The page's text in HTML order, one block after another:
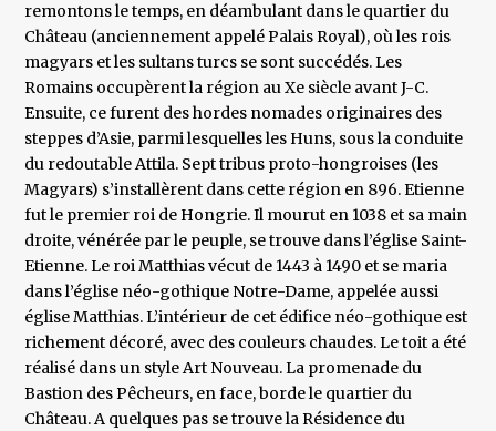
remontons le temps, en déambulant dans le quartier du
Château (anciennement appelé Palais Royal), où les rois
magyars et les sultans turcs se sont succédés. Les
Romains occupèrent la région au Xe siècle avant J-C.
Ensuite, ce furent des hordes nomades originaires des
steppes d’Asie, parmi lesquelles les Huns, sous la conduite
du redoutable Attila. Sept tribus proto-hongroises (les
Magyars) s’installèrent dans cette région en 896. Etienne
fut le premier roi de Hongrie. Il mourut en 1038 et sa main
droite, vénérée par le peuple, se trouve dans l’église Saint-
Etienne. Le roi Matthias vécut de 1443 à 1490 et se maria
dans l’église néo-gothique Notre-Dame, appelée aussi
église Matthias. L’intérieur de cet édifice néo-gothique est
richement décoré, avec des couleurs chaudes. Le toit a été
réalisé dans un style Art Nouveau. La promenade du
Bastion des Pêcheurs, en face, borde le quartier du
Château. A quelques pas se trouve la Résidence du